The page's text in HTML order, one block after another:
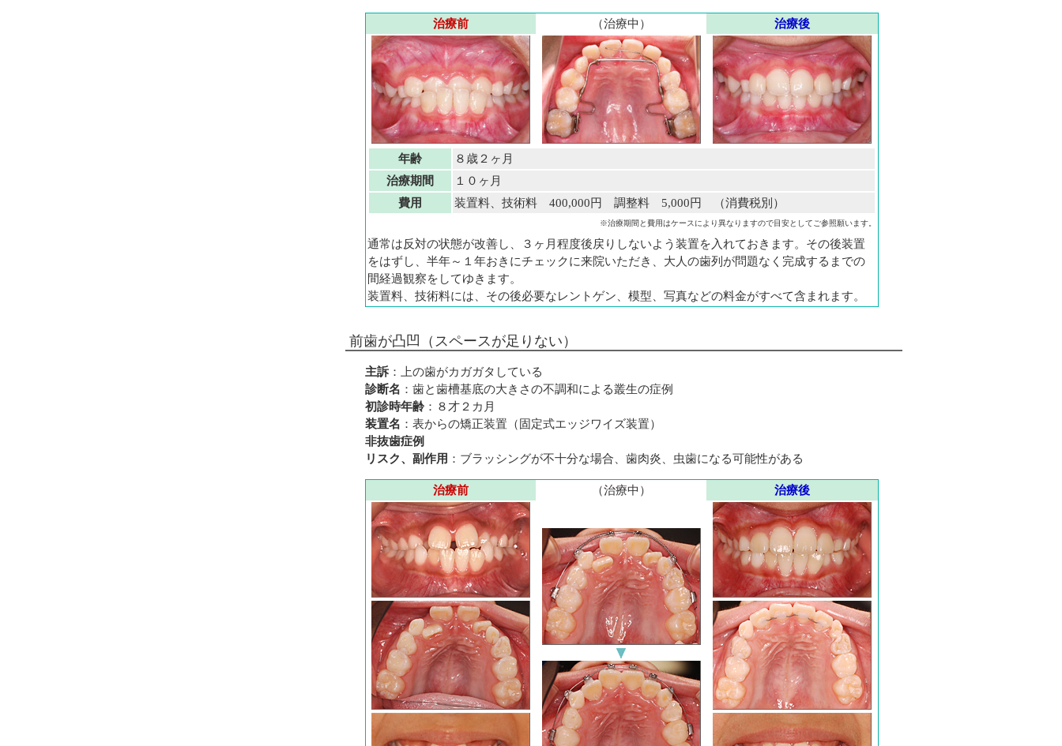
治療前 （治療中） 治療後
年齢
８歳２ヶ月
治療期間
１０ヶ月
費用
装置料、技術料 400,000円 調整料 5,000円 （消費税別）
※治療期間と費用はケースにより異なりますので目安としてご参照願います。
通常は反対の状態が改善し、３ヶ月程度後戻りしないよう装置を入れておきます。その後装置
をはずし、半年～１年おきにチェックに来院いただき、大人の歯列が問題なく完成するまでの
間経過観察をしてゆきます。
装置料、技術料には、その後必要なレントゲン、模型、写真などの料金がすべて含まれます。
前歯が凸凹（スペースが足りない）
主訴 ：上の歯がカガガタしている
診断名 ：歯と歯槽基底の大きさの不調和による叢生の症例
初診時年齢 ：８才２カ月
装置名 ：表からの矯正装置（固定式エッジワイズ装置）
非抜歯症例
リスク、副作用 ：ブラッシングが不十分な場合、歯肉炎、虫歯になる可能性がある
治療前 （治療中） 治療後